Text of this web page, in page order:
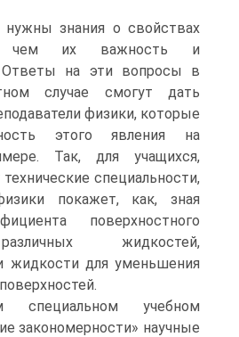
знания о свойствах
чем их важность и
Ответы на эти вопросы в
случае смогут дать
физики, которые
этого явления на
Так, для учащихся,
специальности,
покажет, как, зная
поверхностного
жидкостей,
жидкости для уменьшения
специальном учебном
закономерности» научные